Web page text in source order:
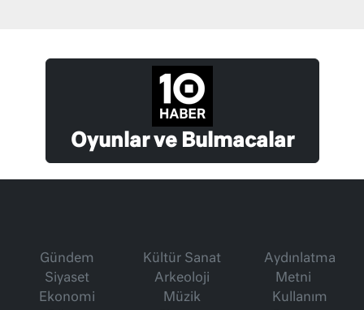
Oyunlar ve Bulmacalar
Gündem
Siyaset
Ekonomi
Kültür Sanat
Arkeoloji
Müzik
Aydınlatma
Metni
Kullanım